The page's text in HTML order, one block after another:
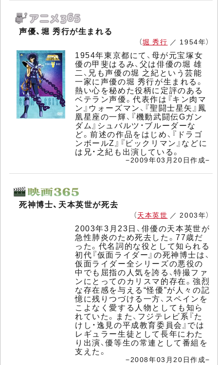
声優、堀 秀行が生まれる
（堀 秀行 ／ 1954年）
1954年東京都にて、母が元宝塚女
優の甲斐はるみ、父は俳優の堀 雄
二、兄も声優の堀 之紀という芸能
一家に声優の堀 秀行が生まれる。
熱い心を秘めた役柄に定評のある
ベテラン声優。代表作は『キン肉マ
ン』ウォーズマン、『聖闘士星矢』鳳
凰星座の一輝、『機動武闘伝Gガン
ダム』シュバルツ・ブルーダーな
ど。前述の作品をはじめ、『ドラゴ
ンボールZ』『ビックリマン』などに
は兄・之紀も出演している。
−2009年03月20日作成−
死神博士、天本英世が死去
（天本英世 ／ 2003年）
2003年3月23日、俳優の天本英世が
急性肺炎のため死去した。77歳だ
った。代名詞的な役として知られる
初代『仮面ライダー』の死神博士は、
仮面ライダー全シリーズの悪役の
中でも屈指の人気を誇る、特撮ファ
ンにとってのカリスマ的存在。強烈
な存在感を与える“怪優”が人々の記
憶に残りつづける一方、スペインを
こよなく愛する人物としても知ら
れていた。また、フジテレビ系『た
けし・逸見の平成教育委員会』では
レギュラー生徒として長年にわた
り出演、優等生の常連として番組を
支えた。
−2008年03月20日作成−